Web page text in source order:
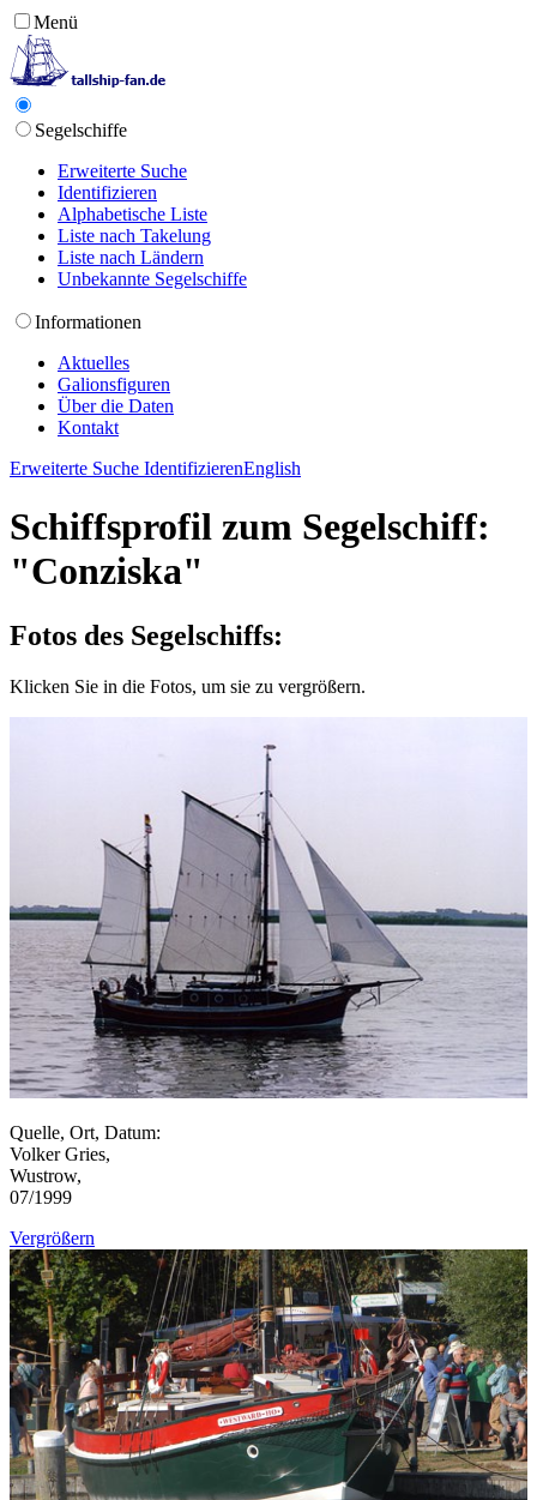
Menü
Segelschiffe
Erweiterte Suche
Identifizieren
Alphabetische Liste
Liste nach Takelung
Liste nach Ländern
Unbekannte Segelschiffe
Informationen
Aktuelles
Galionsfiguren
Über die Daten
Kontakt
Erweiterte Suche IdentifizierenEnglish
Schiffsprofil zum Segelschiff:
"Conziska"
Fotos des Segelschiffs:
Klicken Sie in die Fotos, um sie zu vergrößern.
Quelle, Ort, Datum:
Volker Gries,
Wustrow,
07/1999
Vergrößern